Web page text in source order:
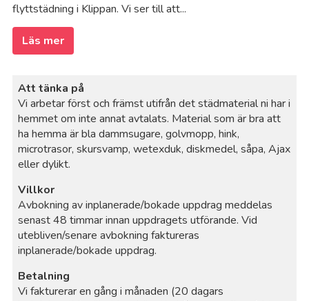
flyttstädning i Klippan. Vi ser till att...
Läs mer
Att tänka på
Vi arbetar först och främst utifrån det städmaterial ni har i
hemmet om inte annat avtalats. Material som är bra att
ha hemma är bla dammsugare, golvmopp, hink,
microtrasor, skursvamp, wetexduk, diskmedel, såpa, Ajax
eller dylikt.
Villkor
Avbokning av inplanerade/bokade uppdrag meddelas
senast 48 timmar innan uppdragets utförande. Vid
utebliven/senare avbokning faktureras
inplanerade/bokade uppdrag.
Betalning
Vi fakturerar en gång i månaden (20 dagars